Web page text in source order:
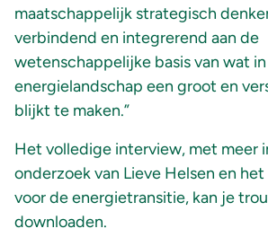
maatschappelijk strategisch
verbindend en integrerend aan de
wetenschappelijke basis van wat
energielandschap een groot en
blijkt te maken.”
Het volledige interview, met meer
onderzoek van Lieve Helsen en
voor de energietransitie, kan je
downloaden.